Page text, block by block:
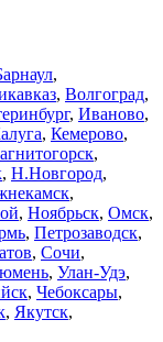
,
, Волгоград,
, Иваново,
, Кемерово,
,
, Н.Новгород,
,
, Ноябрьск, Омск,
, Петрозаводск,
, Сочи,
, Улан-Удэ,
, Чебоксары,
, Якутск,